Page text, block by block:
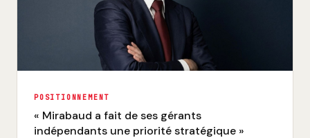
POSITIONNEMENT
« Mirabaud a fait de ses gérants
indépendants une priorité stratégique »